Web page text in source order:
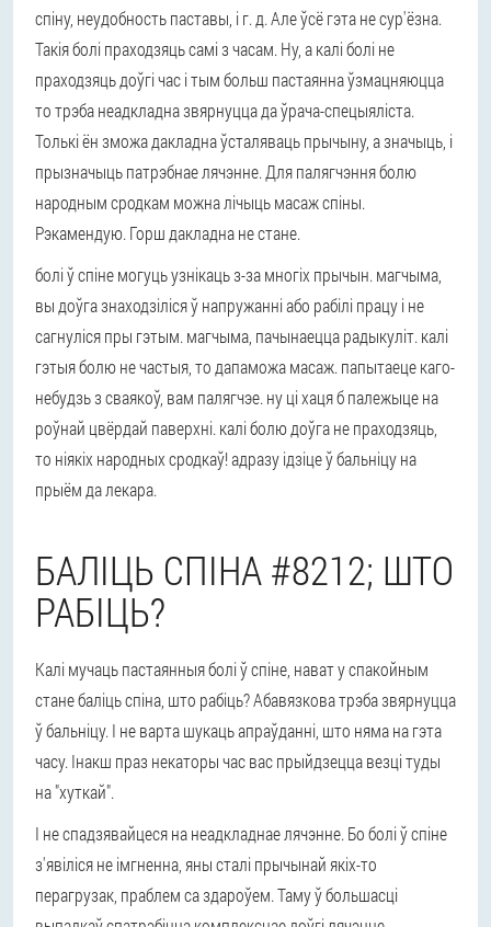
спіну, неудобность паставы, і г. д. Але ўсё гэта не сур'ёзна.
Такія болі праходзяць самі з часам. Ну, а калі болі не
праходзяць доўгі час і тым больш пастаянна ўзмацняюцца
то трэба неадкладна звярнуцца да ўрача-спецыяліста.
Толькі ён зможа дакладна ўсталяваць прычыну, а значыць, і
прызначыць патрэбнае лячэнне. Для палягчэння болю
народным сродкам можна лічыць масаж спіны.
Рэкамендую. Горш дакладна не стане.
болі ў спіне могуць узнікаць з-за многіх прычын. магчыма,
вы доўга знаходзіліся ў напружанні або рабілі працу і не
сагнуліся пры гэтым. магчыма, пачынаецца радыкуліт. калі
гэтыя болю не частыя, то дапаможа масаж. папытаеце каго-
небудзь з сваякоў, вам палягчэе. ну ці хаця б палежыце на
роўнай цвёрдай паверхні. калі болю доўга не праходзяць,
то ніякіх народных сродкаў! адразу ідзіце ў бальніцу на
прыём да лекара.
БАЛІЦЬ СПІНА #8212; ШТО
РАБІЦЬ?
Калі мучаць пастаянныя болі ў спіне, нават у спакойным
стане баліць спіна, што рабіць? Абавязкова трэба звярнуцца
ў бальніцу. І не варта шукаць апраўданні, што няма на гэта
часу. Інакш праз некаторы час вас прыйдзецца везці туды
на "хуткай".
І не спадзявайцеся на неадкладнае лячэнне. Бо болі ў спіне
з'явіліся не імгненна, яны сталі прычынай якіх-то
перагрузак, праблем са здароўем. Таму ў большасці